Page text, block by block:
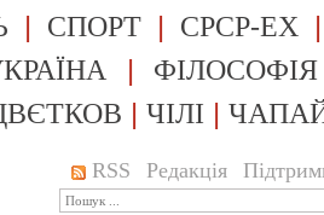
| СПОРТ | СРСР-EX
| ФІЛОСОФІЯ
| ЧІЛІ |
RSS Редакція